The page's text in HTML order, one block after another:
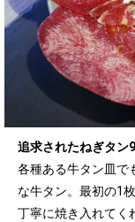
追求されたねぎタン
各種ある牛タン皿で
な牛タン。最初の1
丁寧に焼き入れてく